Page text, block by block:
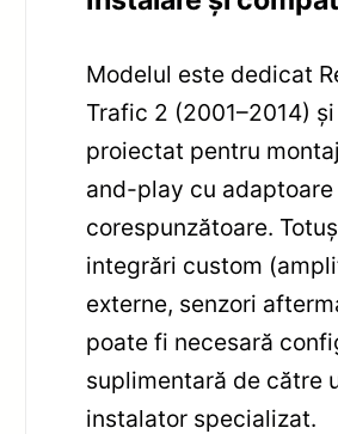
Modelul este dedicat
Trafic 2 (2001–2014)
proiectat pentru
and-play cu adaptoare
corespunzătoare.
integrări custom
externe, senzori
poate fi necesară
suplimentară de către
instalator specializat.